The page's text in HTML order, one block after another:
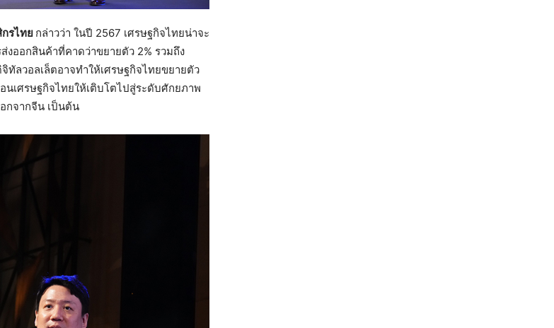
รไทย กล่าวว่า ในปี 2567 เศรษฐกิจไทยน่าจะ
งออกสินค้าที่คาดว่าขยายตัว 2% รวมถึง
ลวอลเล็ตอาจทำให้เศรษฐกิจไทยขยายตัว
นเศรษฐกิจไทยให้เติบโตไปสู่ระดับศักยภาพ
กจากจีน เป็นต้น